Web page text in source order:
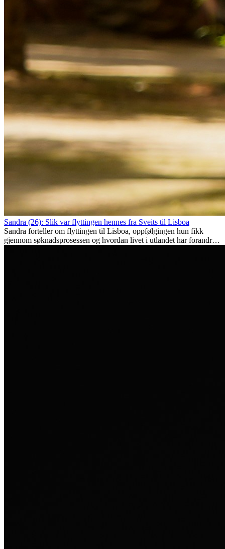
Sandra (26): Slik var flyttingen hennes fra Sveits til Lisboa
Sandra forteller om flyttingen til Lisboa, oppfølgingen hun fikk
gjennom søknadsprosessen og hvordan livet i utlandet har forandret